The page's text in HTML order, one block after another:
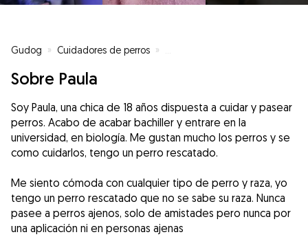
Gudog » Cuidadores de perros »
Sobre Paula
Soy Paula, una chica de 18 años dispuesta a cuidar y pasear
perros. Acabo de acabar bachiller y entrare en la
universidad, en biología. Me gustan mucho los perros y se
como cuidarlos, tengo un perro rescatado.
Me siento cómoda con cualquier tipo de perro y raza, yo
tengo un perro rescatado que no se sabe su raza. Nunca
pasee a perros ajenos, solo de amistades pero nunca por
una aplicación ni en personas ajenas